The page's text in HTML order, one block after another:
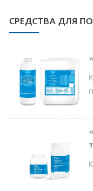
СРЕДСТВА ДЛЯ